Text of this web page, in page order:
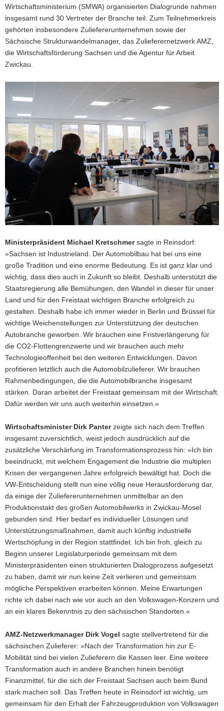
Wirtschaftsministerium (SMWA) organisierten Dialogrunde nahmen
insgesamt rund 30 Vertreter der Branche teil. Zum Teilnehmerkreis
gehörten insbesondere Zuliefererunternehmen sowie der
Sächsische Strukturwandelmanager, das Zulieferernetzwerk AMZ,
die Wirtschaftsförderung Sachsen und die Agentur für Arbeit
Zwickau.
Ministerpräsident Michael Kretschmersagte in Reinsdorf:
»Sachsen ist Industrieland. Der Automobilbau hat bei uns eine
große Tradition und eine enorme Bedeutung. Es ist ganz klar und
wichtig, dass dies auch in Zukunft so bleibt. Deshalb unterstützt die
Staatsregierung alle Bemühungen, den Wandel in dieser für unser
Land und für den Freistaat wichtigen Branche erfolgreich zu
gestalten. Deshalb habe ich immer wieder in Berlin und Brüssel für
wichtige Weichenstellungen zur Unterstützung der deutschen
Autobranche geworben. Wir brauchen eine Fristverlängerung für
die CO2-Flottengrenzwerte und wir brauchen auch mehr
Technologieoffenheit bei den weiteren Entwicklungen. Davon
profitieren letztlich auch die Automobilzulieferer. Wir brauchen
Rahmenbedingungen, die die Automobilbranche insgesamt
stärken. Daran arbeitet der Freistaat gemeinsam mit der Wirtschaft.
Dafür werden wir uns auch weiterhin einsetzen.«
Wirtschaftsminister Dirk Panterzeigte sich nach dem Treffen
insgesamt zuversichtlich, weist jedoch ausdrücklich auf die
zusätzliche Verschärfung im Transformationsprozess hin: »Ich bin
beeindruckt, mit welchem Engagement die Industrie die multiplen
Krisen der vergangenen Jahre erfolgreich bewältigt hat. Doch die
VW-Entscheidung stellt nun eine völlig neue Herausforderung dar,
da einige der Zuliefererunternehmen unmittelbar an den
Produktionstakt des großen Automobilwerks in Zwickau-Mosel
gebunden sind. Hier bedarf es individueller Lösungen und
Unterstützungsmaßnahmen, damit auch künftig industrielle
Wertschöpfung in der Region stattfindet. Ich bin froh, gleich zu
Beginn unserer Legislaturperiode gemeinsam mit dem
Ministerpräsidenten einen strukturierten Dialogprozess aufgesetzt
zu haben, damit wir nun keine Zeit verlieren und gemeinsam
mögliche Perspektiven erarbeiten können. Meine Erwartungen
richte ich dabei nach wie vor auch an den Volkswagen-Konzern und
an ein klares Bekenntnis zu den sächsischen Standorten.«
AMZ-Netzwerkmanager Dirk Vogel sagte stellvertretend für die
sächsischen Zulieferer: »Nach der Transformation hin zur E-
Mobilität sind bei vielen Zulieferern die Kassen leer. Eine weitere
Transformation auch in andere Branchen hinein benötigt
Finanzmittel, für die sich der Freistaat Sachsen auch beim Bund
stark machen soll. Das Treffen heute in Reinsdorf ist wichtig, um
gemeinsam für den Erhalt der Fahrzeugproduktion von Volkswagen